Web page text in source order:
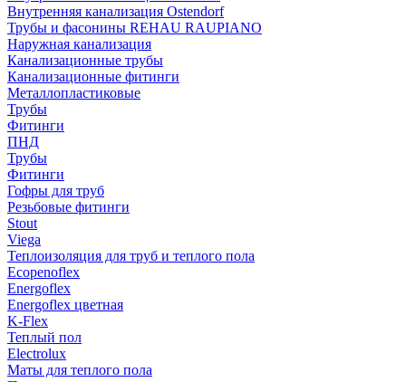
Внутренняя канализация Ostendorf
Трубы и фасонины REHAU RAUPIANO
Наружная канализация
Канализационные трубы
Канализационные фитинги
Металлопластиковые
Трубы
Фитинги
ПНД
Трубы
Фитинги
Гофры для труб
Резьбовые фитинги
Stout
Viega
Теплоизоляция для труб и теплого пола
Ecopenoflex
Energoflex
Energoflex цветная
K-Flex
Теплый пол
Electrolux
Маты для теплого пола